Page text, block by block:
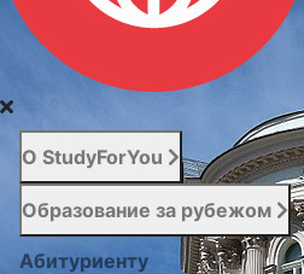
О StudyForYou
Образование за рубежом
Абитуриенту